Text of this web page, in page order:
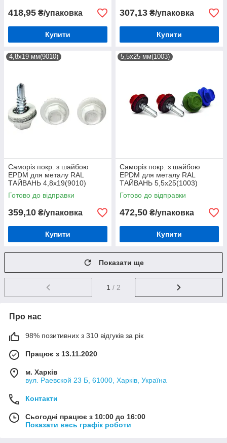
418,95 ₴/упаковка
Купити
307,13 ₴/упаковка
Купити
4,8х19 мм(9010)
Саморіз покр. з шайбою
EPDM для металу RAL
ТАЙВАНЬ 4,8х19(9010)
(250шт)
Готово до відправки
359,10 ₴/упаковка
Купити
5,5х25 мм(1003)
Саморіз покр. з шайбою
EPDM для металу RAL
ТАЙВАНЬ 5,5х25(1003)
(250шт)
Готово до відправки
472,50 ₴/упаковка
Купити
Показати ще
1 / 2
Про нас
98% позитивних з 310 відгуків за рік
Працює з 13.11.2020
м. Харків
вул. Раевской 23 Б, 61000, Харків, Україна
Контакти
Сьогодні працює з 10:00 до 16:00
Показати весь графік роботи